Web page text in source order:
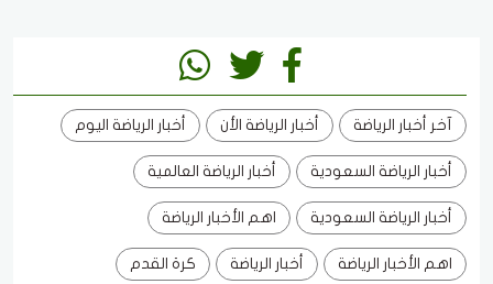
آخر أخبار الرياضة أخبار الرياضة الأن أخبار الرياضة اليوم
أخبار الرياضة السعودية أخبار الرياضة العالمية
أخبار الرياضة السعودية اهم الأخبار الرياضة
اهم الأخبار الرياضة أخبار الرياضة كرة القدم